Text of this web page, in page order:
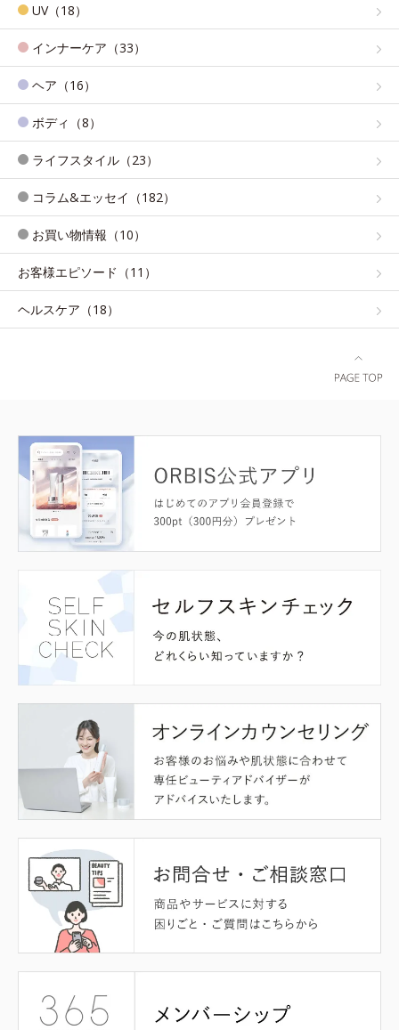
UV（18）
インナーケア（33）
ヘア（16）
ボディ（8）
ライフスタイル（23）
コラム&エッセイ（182）
お買い物情報（10）
お客様エピソード（11）
ヘルスケア（18）